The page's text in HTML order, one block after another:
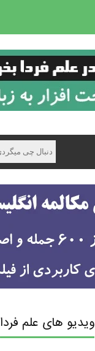
ویدیو های علم فردا